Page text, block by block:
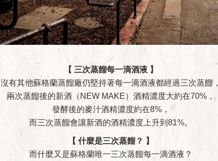
【 三次蒸餾每一滴酒液 】
沒有其他蘇格蘭蒸餾廠仍堅持著每一滴酒液都經過三次蒸餾，
兩次蒸餾後的新酒（NEW MAKE）酒精濃度大約在70%，
發酵後的麥汁酒精濃度約在8%，
而三次蒸餾會讓新酒的酒精濃度上升到81%。
【 什麼是三次蒸餾？ 】
而什麼又是蘇格蘭唯一三次蒸餾每一滴酒液？